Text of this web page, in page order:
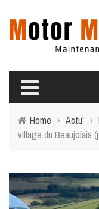
Home › Actu' ›
village du Beaujolais